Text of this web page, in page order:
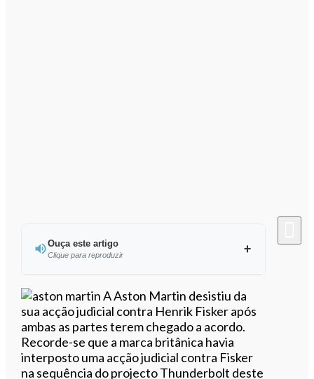
Ouça este artigo
Clique para reproduzir
Ouvir este artigo
A Aston Martin desistiu da
sua acção judicial contra Henrik Fisker após
ambas as partes terem chegado a acordo.
Recorde-se que a marca britânica havia
interposto uma acção judicial contra Fisker
na sequência do projecto Thunderbolt deste